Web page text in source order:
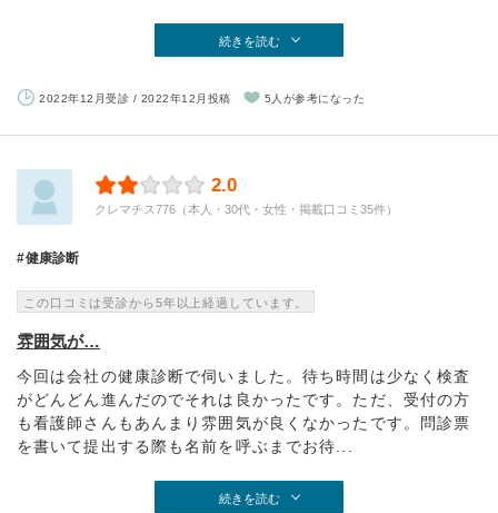
続きを読む
2022年12月受診 / 2022年12月投稿 5人が参考になった
2.0
クレマチス776（本人・30代・女性・掲載口コミ35件）
健康診断
この口コミは受診から5年以上経過しています。
雰囲気が…
今回は会社の健康診断で伺いました。待ち時間は少なく検査
がどんどん進んだのでそれは良かったです。ただ、受付の方
も看護師さんもあんまり雰囲気が良くなかったです。問診票
を書いて提出する際も名前を呼ぶまでお待...
続きを読む